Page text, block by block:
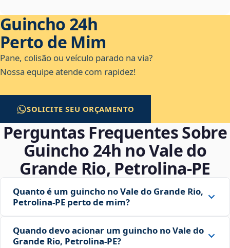
Guincho 24h
Perto de Mim
Pane, colisão ou veículo parado na via?
Nossa equipe atende com rapidez!
SOLICITE SEU ORÇAMENTO
Perguntas Frequentes Sobre
Guincho 24h no Vale do
Grande Rio, Petrolina‑PE
Quanto é um guincho no Vale do Grande Rio,
Petrolina‑PE perto de mim?
Quando devo acionar um guincho no Vale do
Grande Rio, Petrolina‑PE?